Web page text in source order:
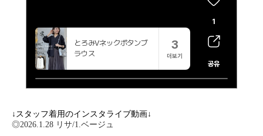
↓スタッフ着用のインスタライブ動画↓
◎2026.1.28 リサ/1.ベージュ